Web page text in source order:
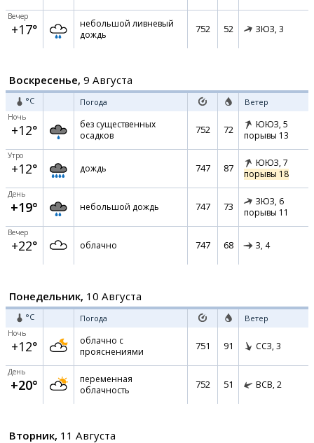
Вечер
+17°
небольшой ливневый
дождь
752 52 ЗЮЗ, 3
Воскресенье, 9 Августа
°C Погода Ветер
Ночь
+12°
без существенных
осадков
752 72 ЮЮЗ, 5
порывы 13
Утро
+12° дождь 747 87 ЮЮЗ, 7
порывы 18
День
+19° небольшой дождь 747 73 ЗЮЗ, 6
порывы 11
Вечер
+22° облачно 747 68 З, 4
Понедельник, 10 Августа
°C Погода Ветер
Ночь
+12°
облачно с
прояснениями
751 91 ССЗ, 3
День
+20°
переменная
облачность
752 51 ВСВ, 2
Вторник, 11 Августа